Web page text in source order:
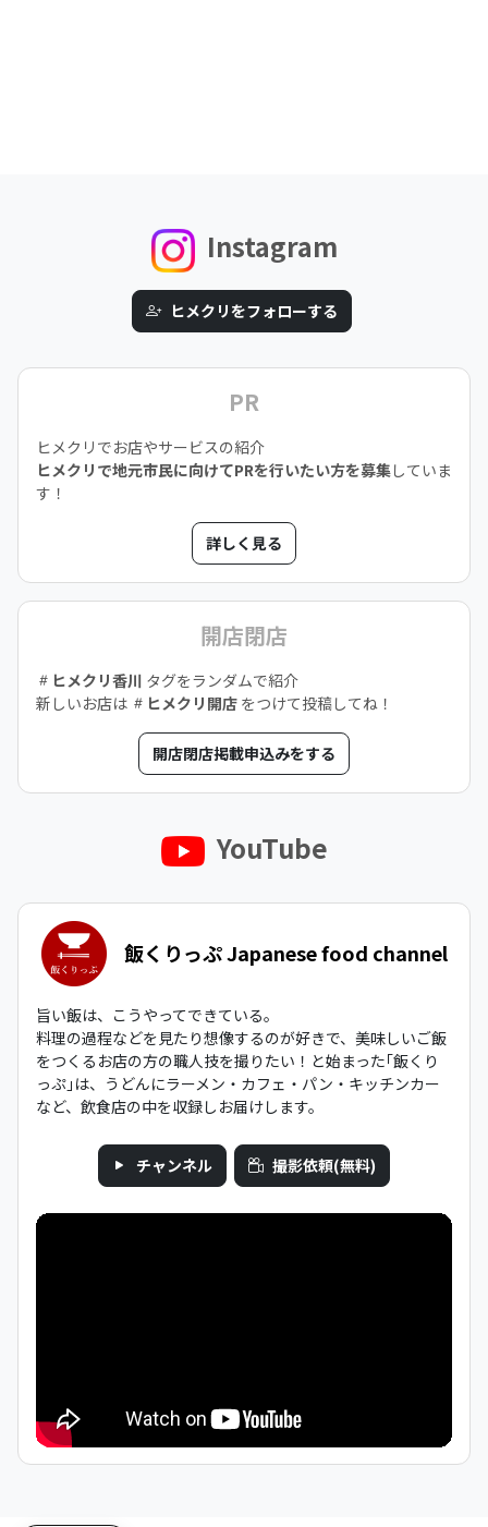
Instagram
ヒメクリをフォローする
PR
ヒメクリでお店やサービスの紹介
ヒメクリで地元市民に向けてPRを行いたい方を募集していま
す！
詳しく見る
開店閉店
ヒメクリ香川 タグをランダムで紹介
新しいお店は
ヒメクリ開店 をつけて投稿してね！
開店閉店掲載申込みをする
YouTube
飯くりっぷ Japanese food channel
旨い飯は、こうやってできている。
料理の過程などを見たり想像するのが好きで、美味しいご飯
をつくるお店の方の職人技を撮りたい！と始まった｢飯くり
っぷ｣は、うどんにラーメン・カフェ・パン・キッチンカー
など、飲食店の中を収録しお届けします。
チャンネル 撮影依頼(無料)